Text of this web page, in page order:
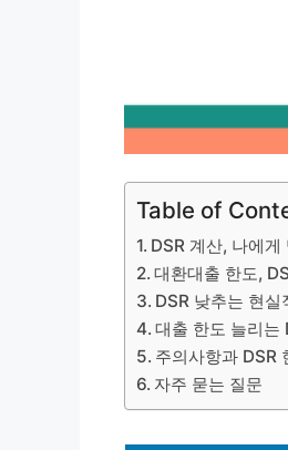
Table of
DSR 계산, 나에게
대환대출 한도,
DSR 낮추는 현실
대출 한도 늘리는
주의사항과 DSR
자주 묻는 질문